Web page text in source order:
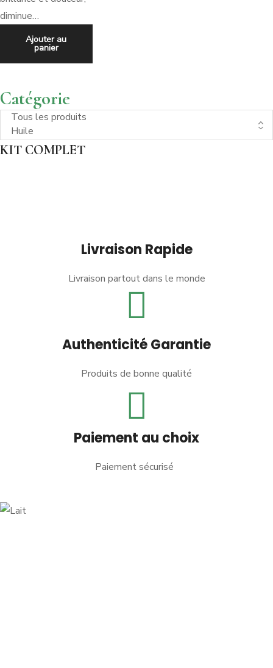
diminue…
Ajouter au
panier
Catégorie
KIT COMPLET
Livraison Rapide
Livraison partout dans le monde
Authenticité Garantie
Produits de bonne qualité
Paiement au choix
Paiement sécurisé